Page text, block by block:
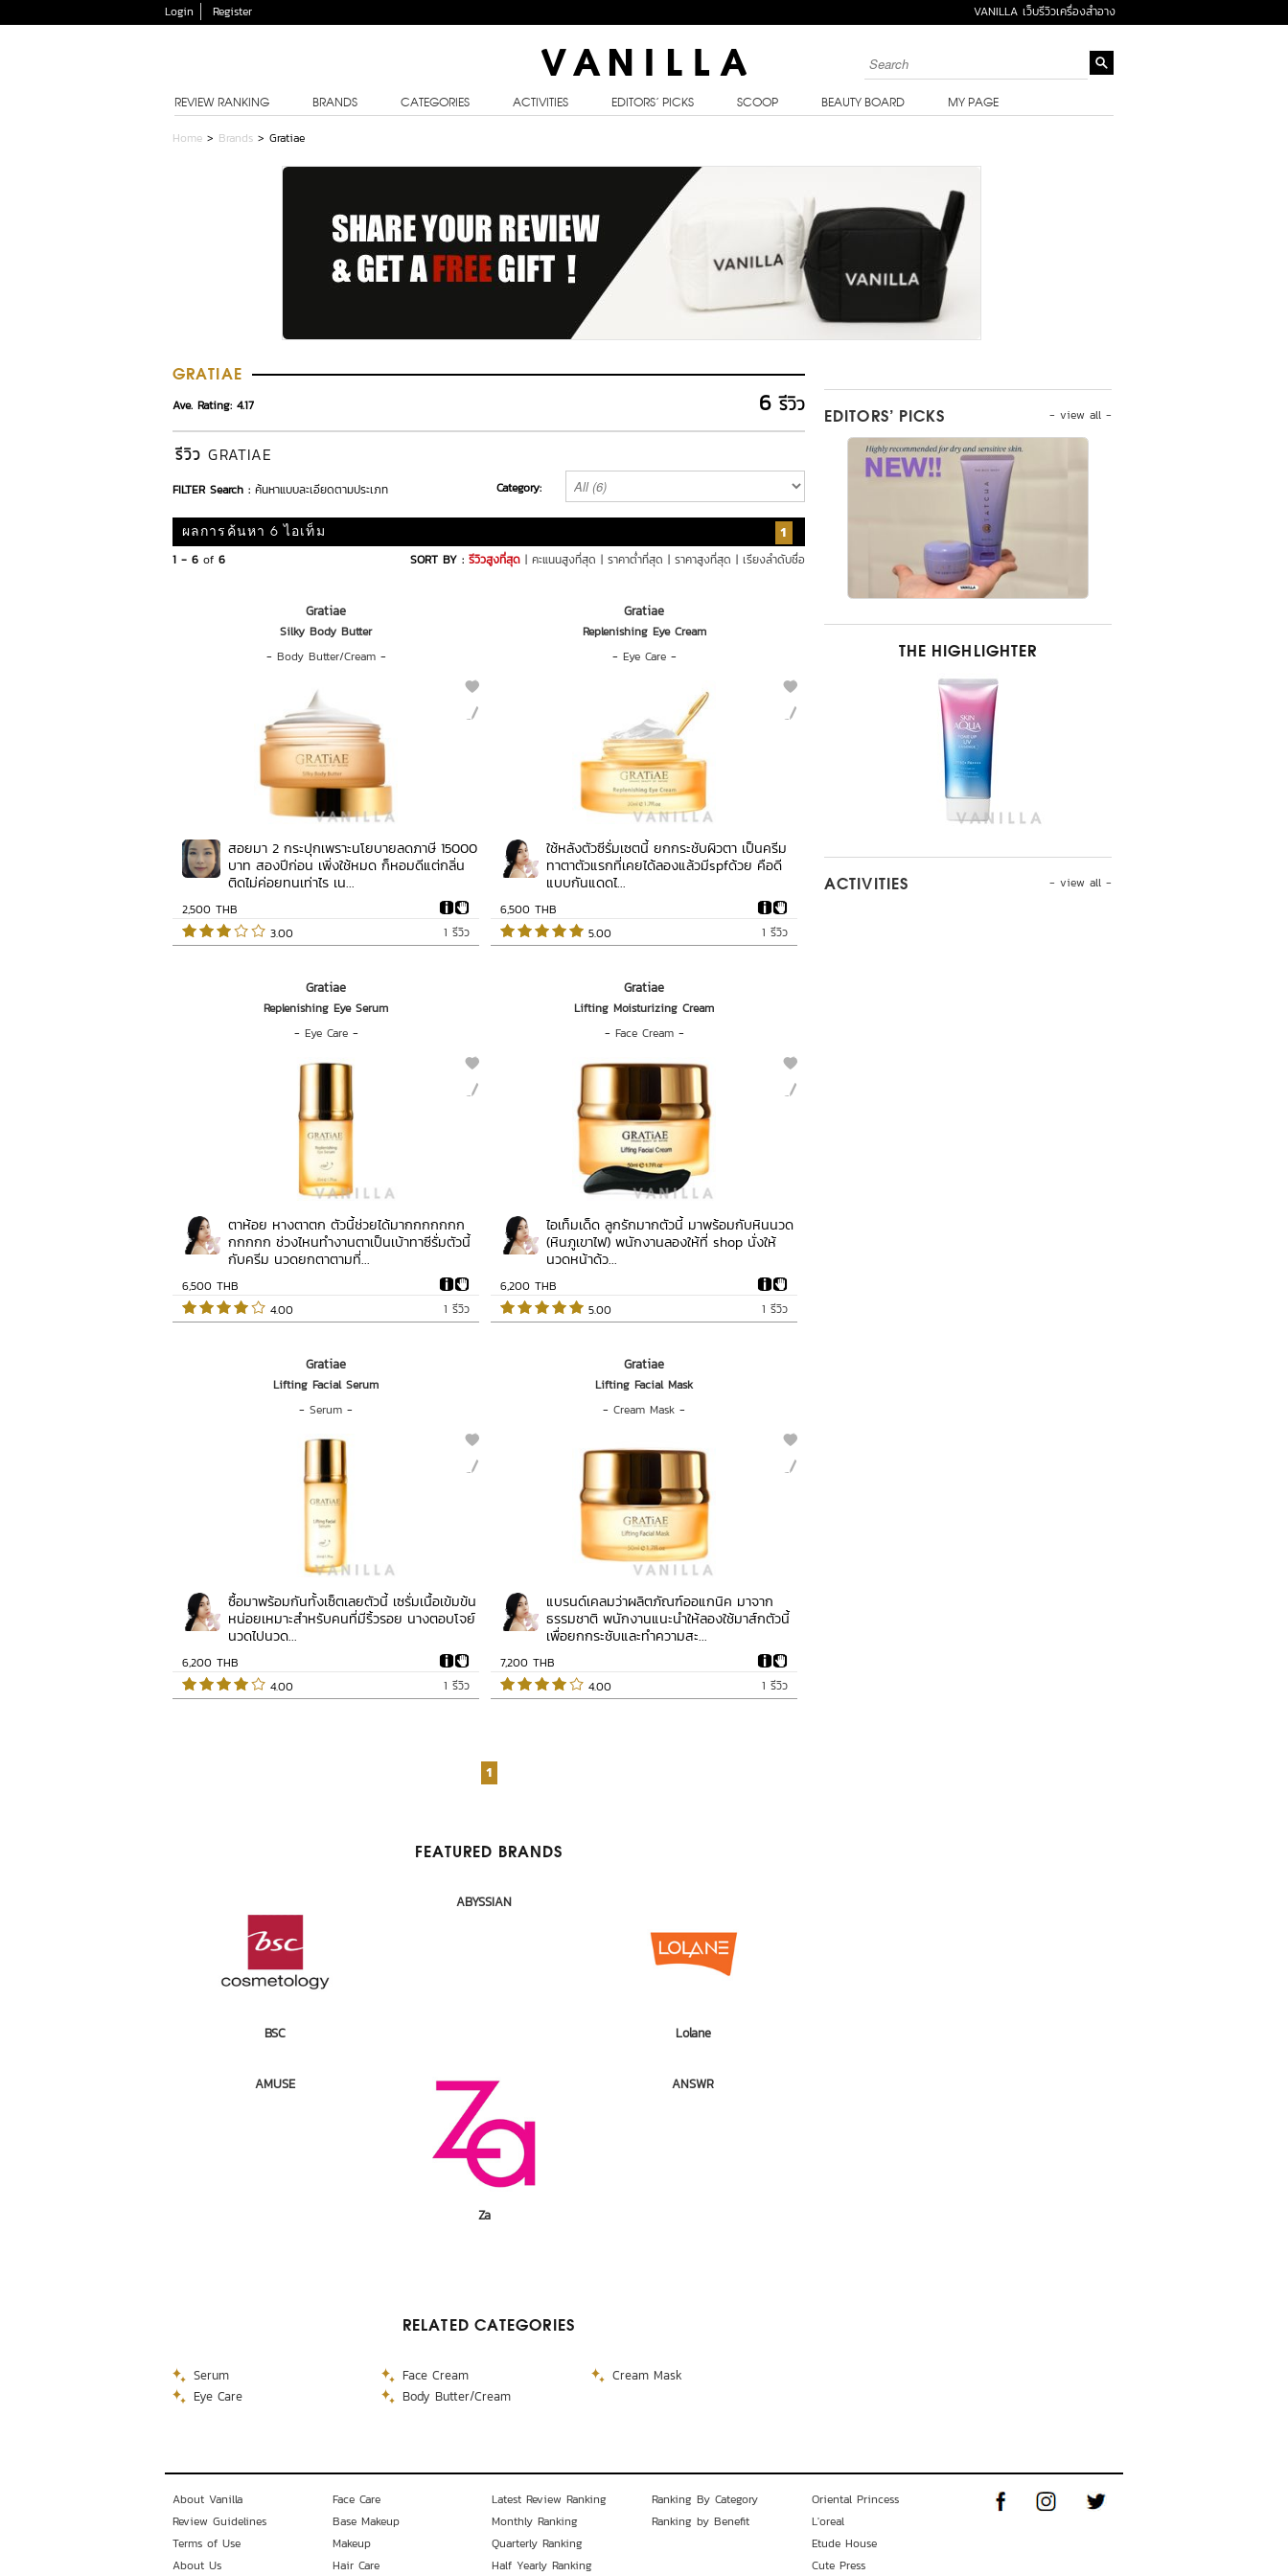
Login Register VANILLA เว็บรีวิวเครื่องสำอาง
REVIEW RANKING BRANDS CATEGORIES ACTIVITIES EDITORS’ PICKS SCOOP BEAUTY BOARD MY PAGE
Home > Brands > Gratiae
GRATIAE
6รีวิว
Ave. Rating: 4.17
รีวิว GRATIAE
FILTER Search : ค้นหาแบบละเอียดตามประเภท Category:
1
ผลการค้นหา 6 ไอเท็ม
SORT BY : รีวิวสูงที่สุด | คะแนนสูงที่สุด | ราคาต่ำที่สุด | ราคาสูงที่สุด | เรียงลำดับชื่อ
1 - 6 of 6
Gratiae
Silky Body Butter
- Body Butter/Cream-
สอยมา 2 กระปุกเพราะนโยบายลดภาษี 15000
บาท สองปีก่อน เพิ่งใช้หมด ก็หอมดีแต่กลิ่น
ติดไม่ค่อยทนเท่าไร เน...
2,500 THB
1 รีวิว
3.00
Gratiae
Replenishing Eye Cream
- Eye Care-
ใช้หลังตัวซีรั่มเซตนี้ ยกกระชับผิวตา เป็นครีม
ทาตาตัวแรกที่เคยได้ลองแล้วมีspfด้วย คือดี
แบบกันแดดไ...
6,500 THB
1 รีวิว
5.00
Gratiae
Replenishing Eye Serum
- Eye Care-
ตาห้อย หางตาตก ตัวนี้ช่วยได้มากกกกกกก
กกกกก ช่วงไหนทำงานตาเป็นเบ้าทาซีรั่มตัวนี้
กับครีม นวดยกตาตามที่...
6,500 THB
1 รีวิว
4.00
Gratiae
Lifting Moisturizing Cream
- Face Cream-
ไอเท็มเด็ด ลูกรักมากตัวนี้ มาพร้อมกับหินนวด
(หินภูเขาไฟ) พนักงานลองให้ที่ shop นั่งให้
นวดหน้าด้ว...
6,200 THB
1 รีวิว
5.00
Gratiae
Lifting Facial Serum
- Serum -
ซื้อมาพร้อมกันทั้งเซ็ตเลยตัวนี้ เซรั่มเนื้อเข้มข้น
หน่อยเหมาะสำหรับคนที่มีริ้วรอย นางตอบโจย์
นวดไปนวด...
6,200 THB
1 รีวิว
4.00
Gratiae
Lifting Facial Mask
- Cream Mask -
แบรนด์เคลมว่าผลิตภัณฑ์ออแกนิค มาจาก
ธรรมชาติ พนักงานแนะนำให้ลองใช้มาส์กตัวนี้
เพื่อยกกระชับและทำความสะ...
7,200 THB
1 รีวิว
4.00
1
FEATURED BRANDS
BSC
ABYSSIAN
Lolane
AMUSE
Za
ANSWR
RELATED CATEGORIES
Serum Face Cream
Cream Mask
Eye Care
Body Butter/Cream
- view all -
EDITORS’ PICKS
THE HIGHLIGHTER
- view all -
ACTIVITIES
About Vanilla
Review Guidelines
Terms of Use
About Us
Face Care
Base Makeup
Makeup
Hair Care
Latest Review Ranking
Monthly Ranking
Quarterly Ranking
Half Yearly Ranking
Ranking By Category
Ranking by Benefit
Oriental Princess
L'oreal
Etude House
Cute Press